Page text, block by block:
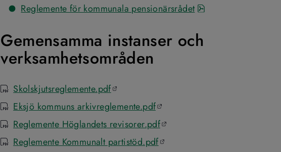
Reglemente för kommunala pensionärsrådet
pdf, 107 kB.
Gemensamma instanser och
verksamhetsområden
pdfSkolskjutsreglemente.pdfÖppnas i en ny flik
pdfEksjö kommuns arkivreglemente.pdfÖppnas i en ny flik
pdfReglemente Höglandets revisorer.pdfÖppnas i en ny flik
pdfReglemente Kommunalt partistöd.pdfÖppnas i en ny flik